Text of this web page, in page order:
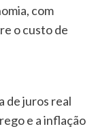
com
o custo de
de juros real
e a inflação